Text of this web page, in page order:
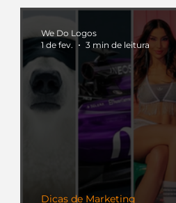
Dicas de Marketing
We Do Logos
1 de fev.
3 min de leitura